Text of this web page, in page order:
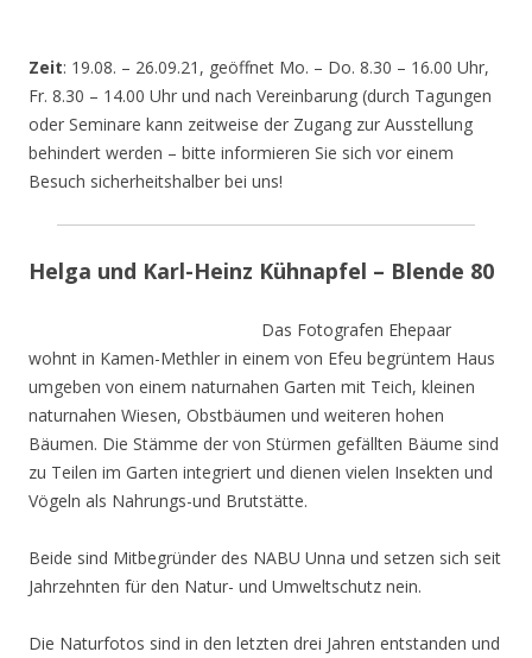
Zeit: 19.08. – 26.09.21, geöffnet Mo. – Do. 8.30 – 16.00 Uhr,
Fr. 8.30 – 14.00 Uhr und nach Vereinbarung (durch Tagungen
oder Seminare kann zeitweise der Zugang zur Ausstellung
behindert werden – bitte informieren Sie sich vor einem
Besuch sicherheitshalber bei uns!
Helga und Karl-Heinz Kühnapfel – Blende 80
Das Fotografen Ehepaar
wohnt in Kamen-Methler in einem von Efeu begrüntem Haus
umgeben von einem naturnahen Garten mit Teich, kleinen
naturnahen Wiesen, Obstbäumen und weiteren hohen
Bäumen. Die Stämme der von Stürmen gefällten Bäume sind
zu Teilen im Garten integriert und dienen vielen Insekten und
Vögeln als Nahrungs-und Brutstätte.
Beide sind Mitbegründer des NABU Unna und setzen sich seit
Jahrzehnten für den Natur- und Umweltschutz nein.
Die Naturfotos sind in den letzten drei Jahren entstanden und